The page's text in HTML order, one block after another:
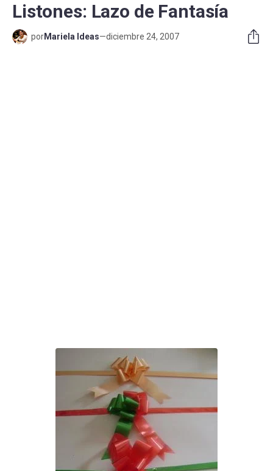
Listones: Lazo de Fantasía
porMariela Ideas—diciembre 24, 2007